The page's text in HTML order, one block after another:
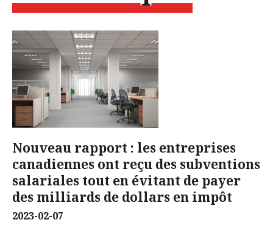
Nouveau rapport : les entreprises
canadiennes ont reçu des subventions
salariales tout en évitant de payer
des milliards de dollars en impôt
2023-02-07